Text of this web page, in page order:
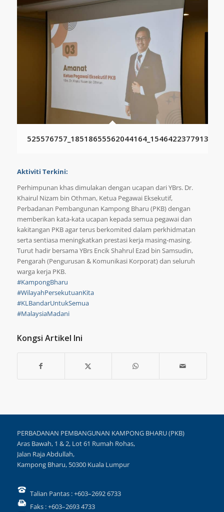
Aktiviti Terkini:
Perhimpunan khas dimulakan dengan ucapan dari YBrs. Dr.
Khairul Nizam bin Othman, Ketua Pegawai Eksekutif,
Perbadanan Pembangunan Kampong Bharu (PKB) dengan
memberikan kata-kata ucapan kepada semua pegawai dan
kakitangan PKB agar terus berkomited dalam perkhidmatan
serta sentiasa meningkatkan prestasi kerja masing-masing.
Turut hadir bersama YBrs Encik Shahrul Ezad bin Samsudin,
Pengarah (Pengurusan & Komunikasi Korporat) dan seluruh
warga kerja PKB.
#KampongBharu
#WilayahPersekutuanKita
#KLBandarUntukSemua
#MalaysiaMadani
Kongsi Artikel Ini
PERBADANAN PEMBANGUNAN KAMPONG BHARU (PKB)
Aras Bawah, 1 & 2, Lot 61 Rumah Rohas,
Jalan Raja Abdullah,
Kampong Bharu, 50300 Kuala Lumpur
Talian Pantas : +603–2692 6733
Faks : +603–2693 4733